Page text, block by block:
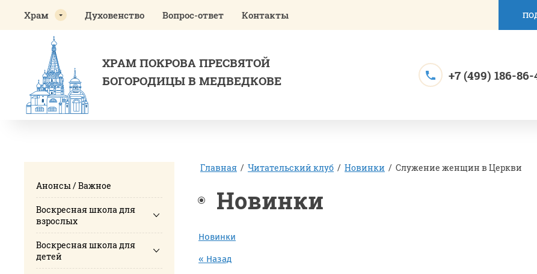
Храм Духовенство Вопрос-ответ Контакты
ХРАМ ПОКРОВА ПРЕСВЯТОЙ
БОГОРОДИЦЫ В МЕДВЕДКОВЕ
+7 (499) 186-86-
Анонсы / Важное
Воскресная школа для
взрослых
Воскресная школа для
детей
Главная / Читательский клуб / Новинки / Служение женщин в Церкви
Новинки
Новинки
« Назад